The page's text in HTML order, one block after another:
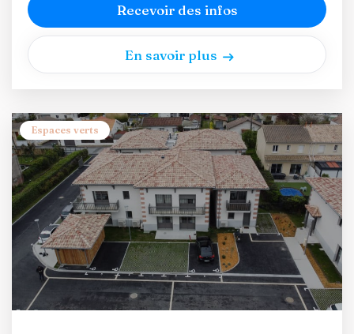
Recevoir des infos
En savoir plus
Espaces verts